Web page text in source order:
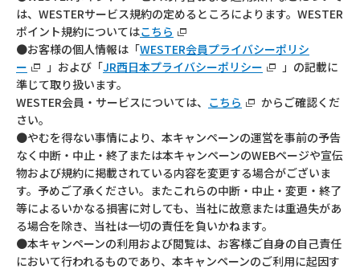
は、WESTERサービス規約の定めるところによります。WESTER
ポイント規約についてはこちら
●お客様の個人情報は「WESTER会員プライバシーポリシ
ー
」および「JR西日本プライバシーポリシー
」の記載に
準じて取り扱います。
WESTER会員・サービスについては、 こちら
からご確認くだ
さい。
●やむを得ない事情により、本キャンペーンの運営を事前の予告
なく中断・中止・終了または本キャンペーンのWEBページや宣伝
物および規約に掲載されている内容を変更する場合がございま
す。予めご了承ください。またこれらの中断・中止・変更・終了
等によるいかなる損害に対しても、当社に故意または重過失があ
る場合を除き、当社は一切の責任を負いかねます。
●本キャンペーンの利用および閲覧は、お客様ご自身の自己責任
において行われるものであり、本キャンペーンのご利用に起因す